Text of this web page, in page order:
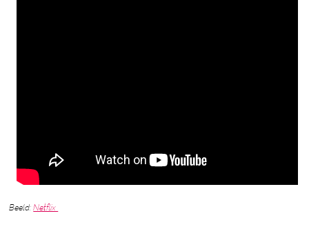
Beeld:Netflix